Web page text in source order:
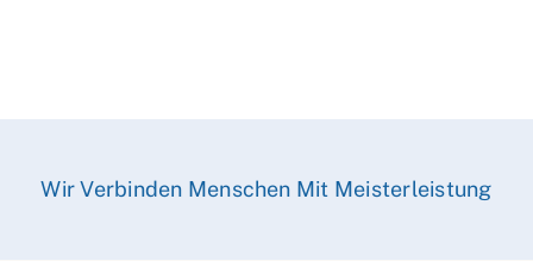
Wir Verbinden Menschen Mit Meisterleistung